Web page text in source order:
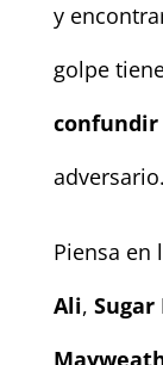
y
golpe
adversario.
Piensa en
Ali, Sugar